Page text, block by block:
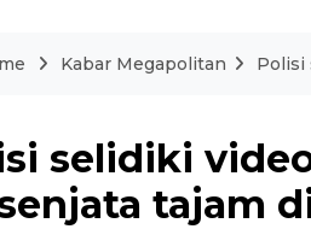
Kabar Megapolitan Polisi
selidiki
tajam